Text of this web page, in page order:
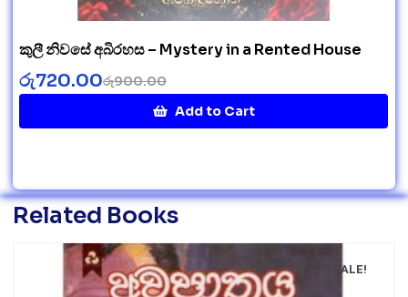
කුලී නිවසේ අබිරහස – Mystery in a Rented House
රු900.00
රු720.00
Add to Cart
Related Books
SALE!